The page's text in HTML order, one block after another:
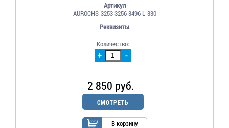
Артикул
AUROCHS-3253 3256 3496 L-330
Реквизиты
+ -
Количество:
2 850 руб.
СМОТРЕТЬ
В корзину